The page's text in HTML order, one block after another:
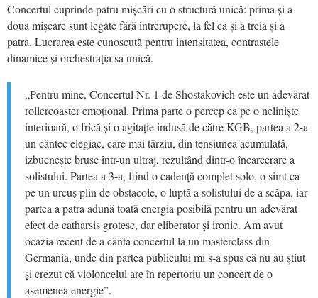
Concertul cuprinde patru mișcări cu o structură unică: prima și a
doua mișcare sunt legate fără întrerupere, la fel ca și a treia și a
patra. Lucrarea este cunoscută pentru intensitatea, contrastele
dinamice și orchestrația sa unică.
„Pentru mine, Concertul Nr. 1 de Shostakovich este un adevărat
rollercoaster emoțional. Prima parte o percep ca pe o neliniște
interioară, o frică și o agitație indusă de către KGB, partea a 2-a
un cântec elegiac, care mai târziu, din tensiunea acumulată,
izbucnește brusc într-un ultraj, rezultând dintr-o încarcerare a
solistului. Partea a 3-a, fiind o cadență complet solo, o simt ca
pe un urcuș plin de obstacole, o luptă a solistului de a scăpa, iar
partea a patra adună toată energia posibilă pentru un adevărat
efect de catharsis grotesc, dar eliberator și ironic. Am avut
ocazia recent de a cânta concertul la un masterclass din
Germania, unde din partea publicului mi s-a spus că nu au știut
și crezut că violoncelul are în repertoriu un concert de o
asemenea energie”.